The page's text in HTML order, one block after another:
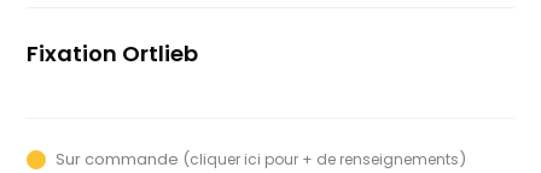
Fixation Ortlieb
Sur commande (cliquer ici pour + de renseignements)